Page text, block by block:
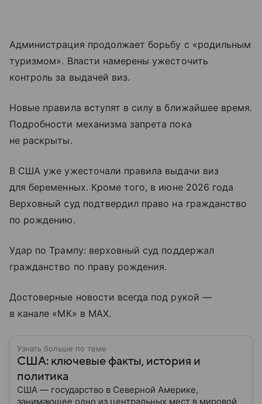
Администрация продолжает борьбу с «родильным
туризмом». Власти намерены ужесточить
контроль за выдачей виз.
Новые правила вступят в силу в ближайшее время.
Подробности механизма запрета пока
не раскрыты.
В США уже ужесточали правила выдачи виз
для беременных. Кроме того, в июне 2026 года
Верховный суд подтвердил право на гражданство
по рождению.
Удар по Трампу: верховный суд поддержал
гражданство по праву рождения.
Достоверные новости всегда под рукой —
в канале «МК» в MAX.
Узнать больше по теме
США: ключевые факты, история и
политика
США — государство в Северной Америке,
занимающее одно из центральных мест в мировой